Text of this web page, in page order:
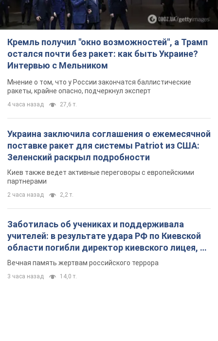
Кремль получил "окно возможностей", а Трамп
остался почти без ракет: как быть Украине?
Интервью с Мельником
Мнение о том, что у России закончатся баллистические
ракеты, крайне опасно, подчеркнул эксперт
4 часа назад 27,6 т.
Украина заключила соглашения о ежемесячной
поставке ракет для системы Patriot из США:
Зеленский раскрыл подробности
Киев также ведет активные переговоры с европейскими
партнерами
2 часа назад 2,2 т.
Заботилась об учениках и поддерживала
учителей: в результате удара РФ по Киевской
области погибли директор киевского лицея, её
муж и внук
Вечная память жертвам российского террора
3 часа назад 14,0 т.